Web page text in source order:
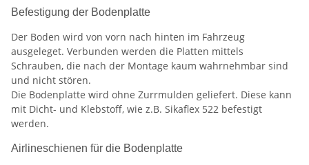
Befestigung der Bodenplatte
Der Boden wird von vorn nach hinten im Fahrzeug
ausgeleget. Verbunden werden die Platten mittels
Schrauben, die nach der Montage kaum wahrnehmbar sind
und nicht stören.
Die Bodenplatte wird ohne Zurrmulden geliefert. Diese kann
mit Dicht- und Klebstoff, wie z.B. Sikaflex 522 befestigt
werden.
Airlineschienen für die Bodenplatte